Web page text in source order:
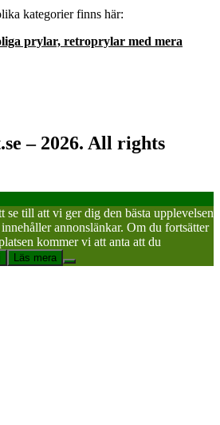
kategorier finns här:
prylar, retroprylar med mera
– 2026. All rights
se till att vi ger dig den bästa upplevelsen
annonslänkar. Om du fortsätter
kommer vi att anta att du
Läs mera